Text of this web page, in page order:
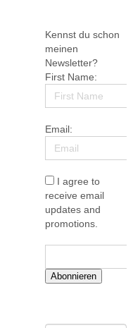
Kennst du schon
meinen
Newsletter?
First Name:
Email:
I agree to
receive email
updates and
promotions.
Abonnieren